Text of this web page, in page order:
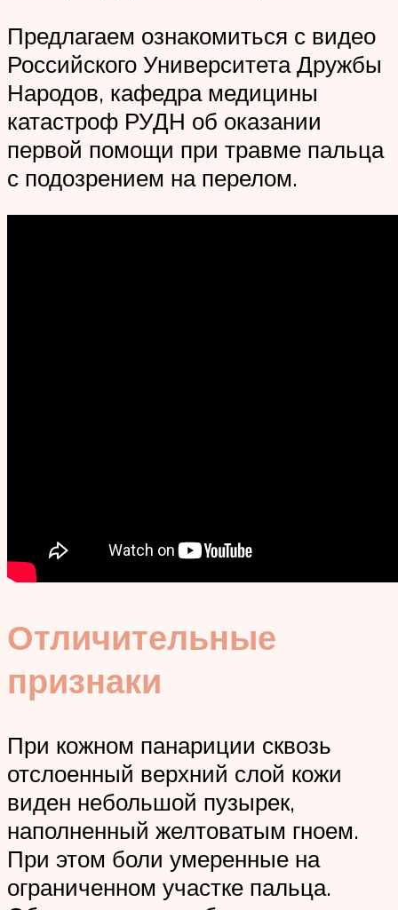
Предлагаем ознакомиться с видео
Российского Университета Дружбы
Народов, кафедра медицины
катастроф РУДН об оказании
первой помощи при травме пальца
с подозрением на перелом.
Отличительные
признаки
При кожном панариции сквозь
отслоенный верхний слой кожи
виден небольшой пузырек,
наполненный желтоватым гноем.
При этом боли умеренные на
ограниченном участке пальца.